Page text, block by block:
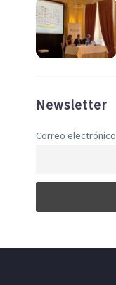
Newsletter
Correo electrónico